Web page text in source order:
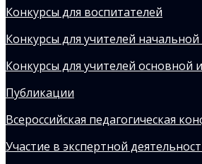
Конкурсы для воспитателей
Конкурсы для учителей
Конкурсы для учителей основной
Публикации
Всероссийская педагогическая
Участие в экспертной